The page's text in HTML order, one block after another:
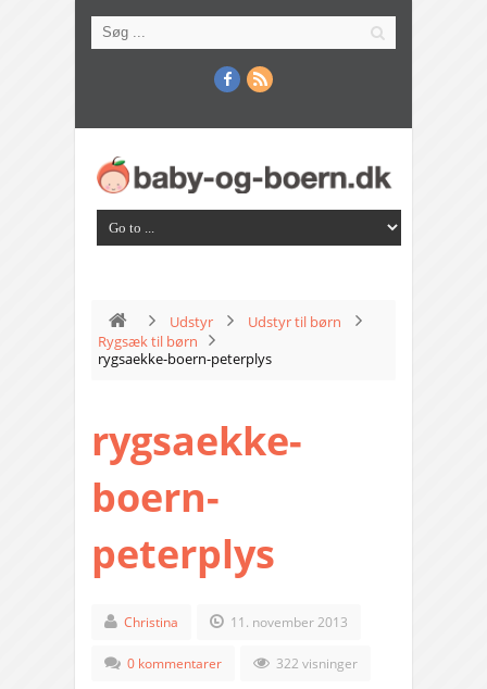
Udstyr
Udstyr til børn
Rygsæk til børn
rygsaekke-boern-peterplys
rygsaekke-
boern-
peterplys
Christina 11. november 2013
0 kommentarer 322 visninger